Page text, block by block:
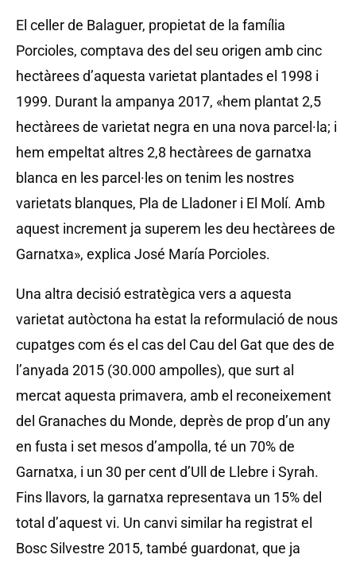
El celler de Balaguer, propietat de la família
Porcioles, comptava des del seu origen amb cinc
hectàrees d’aquesta varietat plantades el 1998 i
1999. Durant la ampanya 2017, «hem plantat 2,5
hectàrees de varietat negra en una nova parcel·la; i
hem empeltat altres 2,8 hectàrees de garnatxa
blanca en les parcel·les on tenim les nostres
varietats blanques, Pla de Lladoner i El Molí. Amb
aquest increment ja superem les deu hectàrees de
Garnatxa», explica José María Porcioles.
Una altra decisió estratègica vers a aquesta
varietat autòctona ha estat la reformulació de nous
cupatges com és el cas del Cau del Gat que des de
l’anyada 2015 (30.000 ampolles), que surt al
mercat aquesta primavera, amb el reconeixement
del Granaches du Monde, deprès de prop d’un any
en fusta i set mesos d’ampolla, té un 70% de
Garnatxa, i un 30 per cent d’Ull de Llebre i Syrah.
Fins llavors, la garnatxa representava un 15% del
total d’aquest vi. Un canvi similar ha registrat el
Bosc Silvestre 2015, també guardonat, que ja